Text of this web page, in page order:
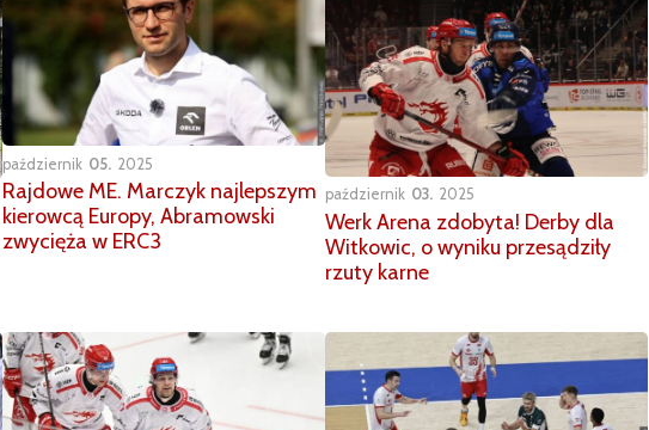
październik 05 2025
Rajdowe ME. Marczyk najlepszym
kierowcą Europy, Abramowski
zwycięża w ERC3
październik 03 2025
Werk Arena zdobyta! Derby dla
Witkowic, o wyniku przesądziły
rzuty karne